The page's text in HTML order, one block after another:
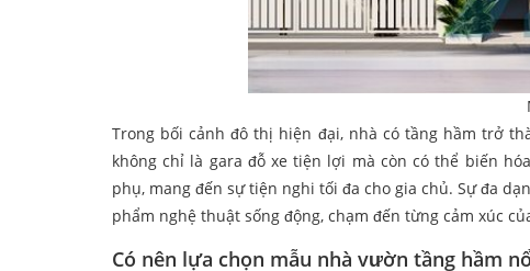
Trong bối cảnh đô thị hiện đại, nhà có tầng hầm trở
không chỉ là gara đỗ xe tiện lợi mà còn có thể biến
phụ, mang đến sự tiện nghi tối đa cho gia chủ. Sự đa
phẩm nghệ thuật sống động, chạm đến từng cảm xúc
Có nên lựa chọn mẫu nhà vườn tầng hầm